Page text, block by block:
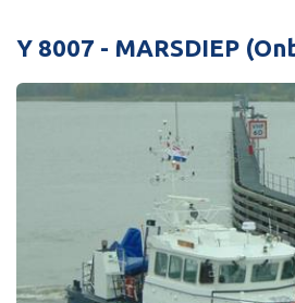
Y 8007 - MARSDIEP